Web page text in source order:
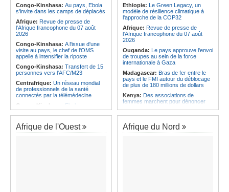
et s'incline face à la Tunisie (44-43)
Afrique du Nord:Santé - La
Tunisie troisième pays arabe et 49e
au monde
protection des institutions contre les
cyberattaques, selon Mário Oliveira
Angola:Le pays criminalise la
diffusion de fausses informations
sur Internet
Congo-Kinshasa: Au pays, Ebola
s'invite dans les camps de déplacés
Afrique: Revue de presse de
l'Afrique francophone du 07 août
2026
Congo-Kinshasa: A l'issue d'une
visite au pays, le chef de l'OMS
appelle à intensifier la riposte
Congo-Kinshasa: Transfert de 15
personnes vers l'AFC/M23
Centrafrique: Un réseau mondial
de professionnels de la santé
connectés par la télémédecine
Congo-Kinshasa: Ebola au pays -
Africa CDC mise sur les
Afrique Centrale:L'explosion de la
demande de viande de brousse
Ethiopie: Le Green Legacy, un
modèle de résilience climatique à
l'approche de la COP32
Afrique: Revue de presse de
l'Afrique francophone du 07 août
2026
Ouganda: Le pays approuve l'envoi
de troupes au sein de la force
internationale à Gaza
Madagascar: Bras de fer entre le
pays et le FMI autour du déblocage
de plus de 180 millions de dollars
Kenya: Des associations de
femmes marchent pour dénoncer
capacités des parlementaires de
l'Afrique de l'Est
Afrique de l'Ouest Afrique du Nord